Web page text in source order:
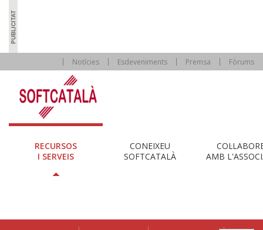
Notícies Esdeveniments Premsa Fòrums
RECURSOS
I SERVEIS
CONEIXEU
SOFTCATALÀ
AMB